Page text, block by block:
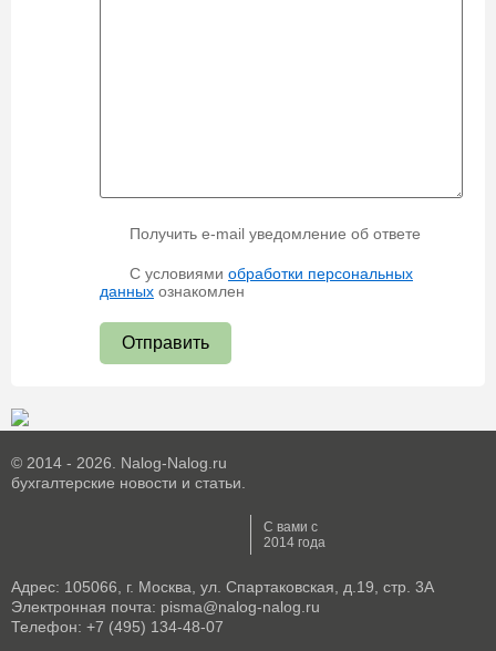
Получить e-mail уведомление об ответе
С условиями обработки персональных
данных ознакомлен
Отправить
© 2014 - 2026. Nalog-Nalog.ru
бухгалтерские новости и статьи.
С вами с
2014 года
Адрес: 105066, г. Москва, ул. Спартаковская, д.19, стр. 3А
Электронная почта: pisma@nalog-nalog.ru
Телефон: +7 (495) 134-48-07